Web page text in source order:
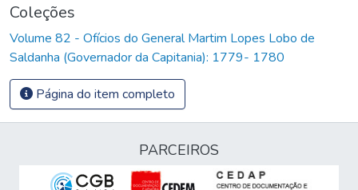
Coleções
Volume 82 - Ofícios do General Martim Lopes Lobo de
Saldanha (Governador da Capitania): 1779- 1780
Página do item completo
PARCEIROS